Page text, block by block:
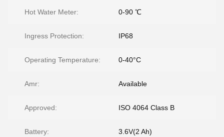
Hot Water Meter: 0-90 ℃
Ingress Protection: IP68
Operating Temperature: 0-40°C
Amr: Available
Approved: ISO 4064 Class B
Battery: 3.6V(2 Ah)